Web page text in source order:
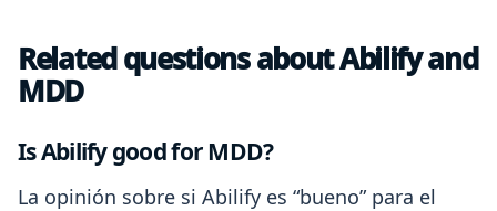
Related questions about Abilify and
MDD
Is Abilify good for MDD?
La opinión sobre si Abilify es “bueno” para el